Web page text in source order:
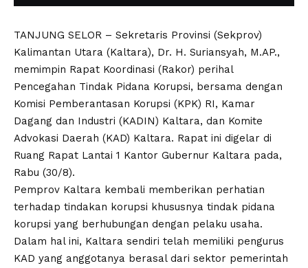
TANJUNG SELOR – Sekretaris Provinsi (Sekprov)
Kalimantan Utara (Kaltara), Dr. H. Suriansyah, M.AP.,
memimpin Rapat Koordinasi (Rakor) perihal
Pencegahan Tindak Pidana Korupsi, bersama dengan
Komisi Pemberantasan Korupsi (KPK) RI, Kamar
Dagang dan Industri (KADIN) Kaltara, dan Komite
Advokasi Daerah (KAD) Kaltara. Rapat ini digelar di
Ruang Rapat Lantai 1 Kantor Gubernur Kaltara pada,
Rabu (30/8).
Pemprov Kaltara kembali memberikan perhatian
terhadap tindakan korupsi khususnya tindak pidana
korupsi yang berhubungan dengan pelaku usaha.
Dalam hal ini, Kaltara sendiri telah memiliki pengurus
KAD yang anggotanya berasal dari sektor pemerintah